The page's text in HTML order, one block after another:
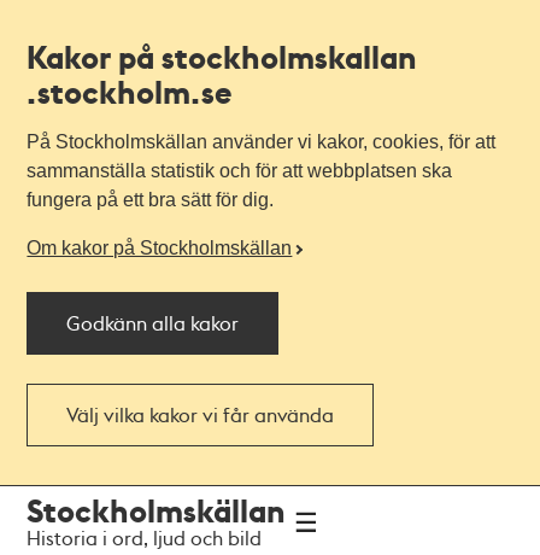
Kakor på stockholmskallan
.stockholm.se
På Stockholmskällan använder vi kakor, cookies, för att
sammanställa statistik och för att webbplatsen ska
fungera på ett bra sätt för dig.
Om kakor på Stockholmskällan
Godkänn alla kakor
Välj vilka kakor vi får använda
navigationen
huvudinnehållet
Stockholmskällan
Historia i ord, ljud och bild